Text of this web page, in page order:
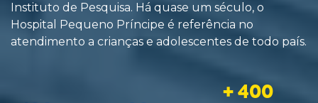
Instituto de Pesquisa. Há quase um século, o
Hospital Pequeno Príncipe é referência no
atendimento a crianças e adolescentes de todo país.
+ 400